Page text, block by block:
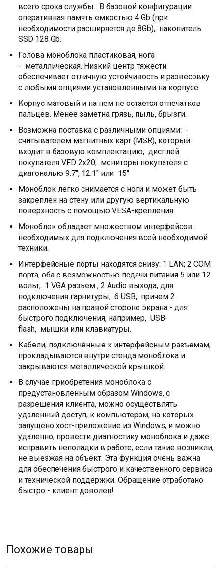
всего срока службы. В базовой конфигурации
оперативная память емкостью 4 Gb (при
необходимости расширяется до 8Gb), накопитель
SSD 128 Gb.
Голова моноблока пластиковая, нога
- металлическая. Низкий центр тяжести
обеспечивает отличную устойчивость и развесовку
с любыми опциями установленными на корпусе.
Корпус матовый и на нем не остается отпечатков
пальцев. Менее заметна грязь, пыль, брызги.
Возможна поставка с различными опциями: -
считывателем магнитных карт (MSR), который
входит в базовую комплектацию; дисплей
покупателя VFD 2x20; мониторы покупателя с
диагональю 9.7", 12.1" или 15"
Моноблок легко снимается с ноги и может быть
закреплен на стену или другую вертикальную
поверхность с помощью VESA-крепления
Моноблок обладает множеством интерфейсов,
необходимых для подключения всей необходимой
техники.
Интерфейсные порты находятся снизу: 1 LAN; 2 COM
порта, оба с возможностью подачи питания 5 или 12
вольт; 1 VGA разъем , 2 Audio выхода, для
подключения гарнитуры; 6 USB, причем 2
расположены на правой стороне экрана - для
быстрого подключения, например, USB-
flash, мышки или клавиатуры.
Кабели, подключённые к интерфейсным разъемам,
прокладываются внутри стенда моноблока и
закрываются металлической крышкой.
В случае приобретения моноблока с
предустановленным образом Windows, с
разрешения клиента, можно осуществлять
удаленный доступ, к компьютерам, на которых
запущено хост-приложение из Windows, и можно
удаленно, провести диагностику моноблока и даже
исправить неполадки в работе, если такие возникли,
не выезжая на объект. Эта функция очень важна
для обеспечения быстрого и качественного сервиса
и технической поддержки. Обращение отработано
быстро - клиент доволен!
Похожие товары